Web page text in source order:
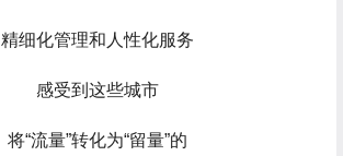
精细化管理和人性化服务
感受到这些城市
将“流量”转化为“留量”的